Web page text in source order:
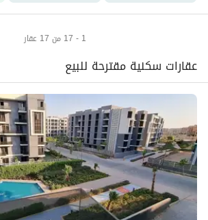
1 - 17 من 17 عقار
عقارات سكنية مقترحة للبيع